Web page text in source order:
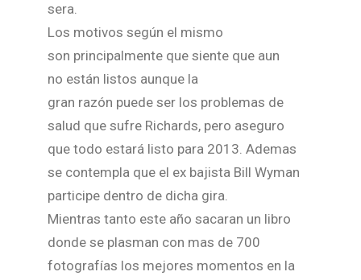
sera.
Los motivos según el mismo
son principalmente que siente que aun
no están listos aunque la
gran razón puede ser los problemas de
salud que sufre Richards, pero aseguro
que todo estará listo para 2013. Ademas
se contempla que el ex bajista Bill Wyman
participe dentro de dicha gira.
Mientras tanto este año sacaran un libro
donde se plasman con mas de 700
fotografías los mejores momentos en la